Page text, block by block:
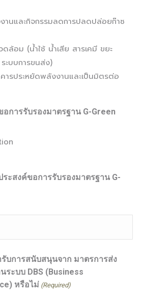
านและกิจกรรมลดการปลดปล่อยก๊าซ
ดล้อม (น้ำใช้ น้ำเสีย สารเคมี ขยะ
ะบบการขนส่ง)
ารประหยัดพลังงานและเป็นมิตรต่อ
การรับรองมาตรฐาน G-Green
ระสงค์ขอการรับรองมาตรฐาน G-
บการสนับสนุนจาก มาตรการส่ง
ระบบ DBS (Business
หรือไม่ (Required)